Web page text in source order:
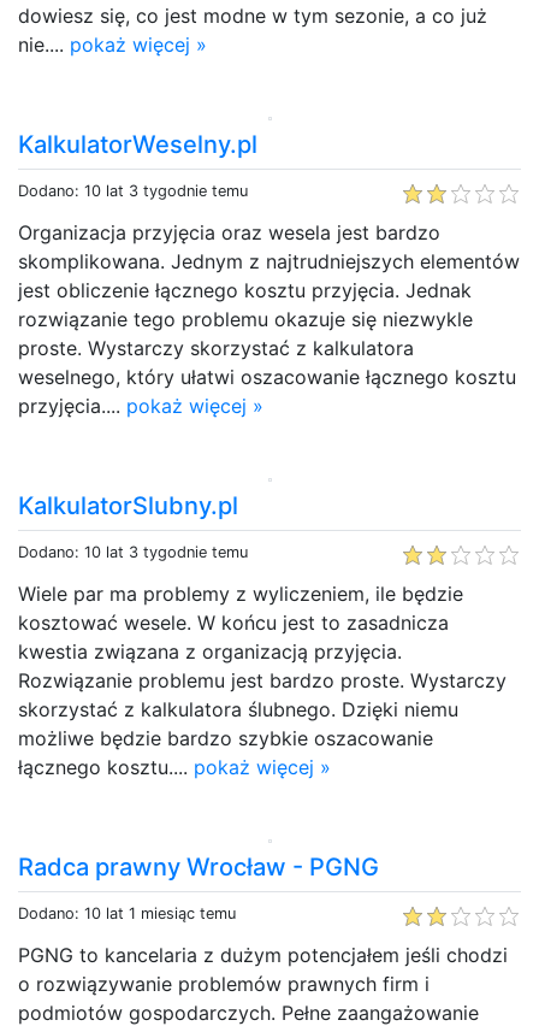
dowiesz się, co jest modne w tym sezonie, a co już
nie.... pokaż więcej »
KalkulatorWeselny.pl
Dodano: 10 lat 3 tygodnie temu
Organizacja przyjęcia oraz wesela jest bardzo
skomplikowana. Jednym z najtrudniejszych elementów
jest obliczenie łącznego kosztu przyjęcia. Jednak
rozwiązanie tego problemu okazuje się niezwykle
proste. Wystarczy skorzystać z kalkulatora
weselnego, który ułatwi oszacowanie łącznego kosztu
przyjęcia.... pokaż więcej »
KalkulatorSlubny.pl
Dodano: 10 lat 3 tygodnie temu
Wiele par ma problemy z wyliczeniem, ile będzie
kosztować wesele. W końcu jest to zasadnicza
kwestia związana z organizacją przyjęcia.
Rozwiązanie problemu jest bardzo proste. Wystarczy
skorzystać z kalkulatora ślubnego. Dzięki niemu
możliwe będzie bardzo szybkie oszacowanie
łącznego kosztu.... pokaż więcej »
Radca prawny Wrocław - PGNG
Dodano: 10 lat 1 miesiąc temu
PGNG to kancelaria z dużym potencjałem jeśli chodzi
o rozwiązywanie problemów prawnych firm i
podmiotów gospodarczych. Pełne zaangażowanie